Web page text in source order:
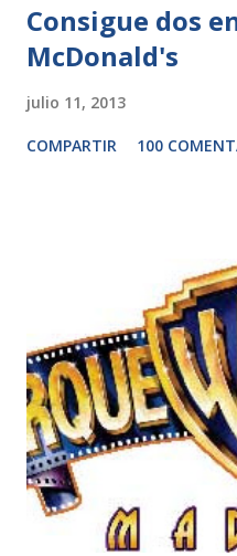
Consigue dos
McDonald's
julio 11, 2013
COMPARTIR 100